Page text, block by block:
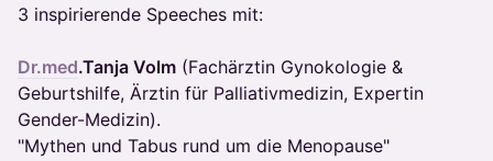
3 inspirierende Speeches mit:
Dr.med.Tanja Volm (Fachärztin Gynokologie &
Geburtshilfe, Ärztin für Palliativmedizin, Expertin
Gender-Medizin).
"Mythen und Tabus rund um die Menopause"